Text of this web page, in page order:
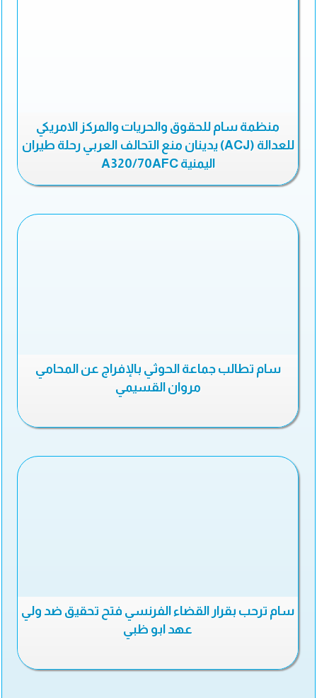
منظمة سام للحقوق والحريات والمركز الامريكي
للعدالة (ACJ) يدينان منع التحالف العربي رحلة طيران
اليمنية A320/70AFC
سام تطالب جماعة الحوثي بالإفراج عن المحامي
مروان القسيمي
سام ترحب بقرار القضاء الفرنسي فتح تحقيق ضد ولي
عهد ابو ظبي